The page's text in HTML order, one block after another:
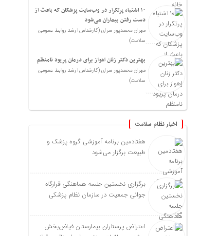
۱۰ اشتباه پرتکرار در وب‌سایت پزشکان که باعث از
دست رفتن بیماران می‌شود
مهران محمدپور سرای (کارشناس ارشد روابط عمومی
سلامت)
بهترین دکتر زنان اهواز برای درمان پریود نامنظم
مهران محمدپور سرای (کارشناس ارشد روابط عمومی
سلامت)
اخبار نظام سلامت
هفتادمین برنامه آموزشی گروه پزشک و
طبیعت برگزار می‌شود
برگزاری نخستین جلسه هماهنگی قرارگاه
جوانی جمعیت در سازمان نظام پزشکی
اعتراض پرستاران بیمارستان فیاض‌بخش